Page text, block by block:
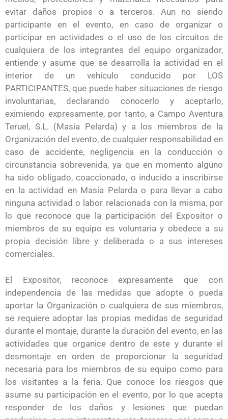
evitar daños propios o a terceros. Aun no siendo
participante en el evento, en caso de organizar o
participar en actividades o el uso de los circuitos de
cualquiera de los integrantes del equipo organizador,
entiende y asume que se desarrolla la actividad en el
interior de un vehículo conducido por LOS
PARTICIPANTES, que puede haber situaciones de riesgo
involuntarias, declarando conocerlo y aceptarlo,
eximiendo expresamente, por tanto, a Campo Aventura
Teruel, S.L. (Masía Pelarda) y a los miembros de la
Organización del evento, de cualquier responsabilidad en
caso de accidente, negligencia en la conducción o
circunstancia sobrevenida, ya que en momento alguno
ha sido obligado, coaccionado, o inducido a inscribirse
en la actividad en Masía Pelarda o para llevar a cabo
ninguna actividad o labor relacionada con la misma, por
lo que reconoce que la participación del Expositor o
miembros de su equipo es voluntaria y obedece a su
propia decisión libre y deliberada o a sus intereses
comerciales.
El Expositor, reconoce expresamente que con
independencia de las medidas que adopte o pueda
aportar la Organización o cualquiera de sus miembros,
se requiere adoptar las propias medidas de seguridad
durante el montaje, durante la duración del evento, en las
actividades que organice dentro de este y durante el
desmontaje en orden de proporcionar la seguridad
necesaria para los miembros de su equipo como para
los visitantes a la feria. Que conoce los riesgos que
asume su participación en el evento, por lo que acepta
responder de los daños y lesiones que puedan